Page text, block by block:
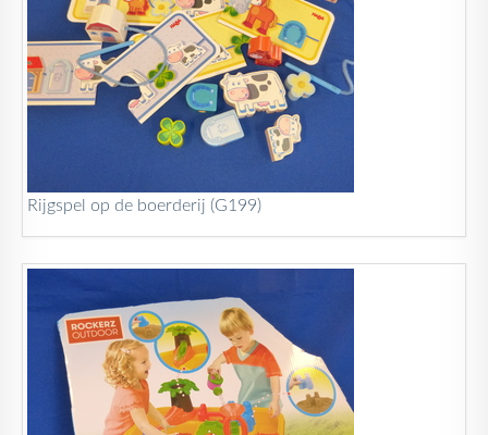
Rijgspel op de boerderij (G199)